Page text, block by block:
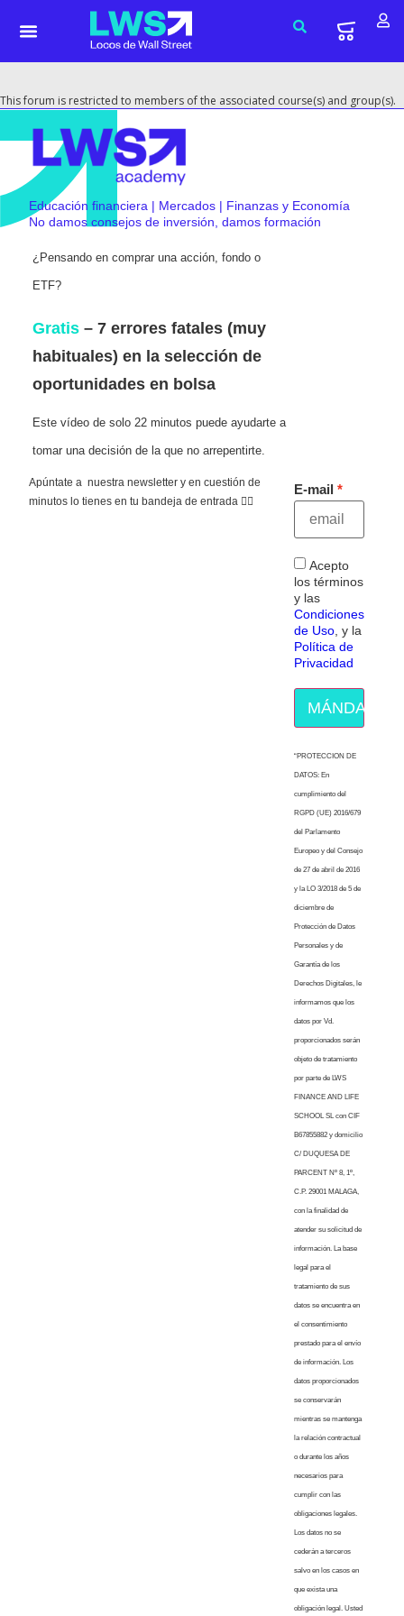
This forum is restricted to members of the associated course(s) and group(s).
Educación financiera | Mercados | Finanzas y Economía
No damos consejos de inversión, damos formación
¿Pensando en comprar una acción, fondo o
ETF?
Gratis – 7 errores fatales (muy
habituales) en la selección de
oportunidades en bolsa
Este vídeo de solo 22 minutos puede ayudarte a
tomar una decisión de la que no arrepentirte.
Apúntate a nuestra newsletter y en cuestión de
minutos lo tienes en tu bandeja de entrada 👇🏻
E-mail
Acepto
los términos
y las
Condiciones
de Uso, y la
Política de
Privacidad
MÁNDAME
“PROTECCION DE
DATOS: En
cumplimiento del
RGPD (UE) 2016/679
del Parlamento
Europeo y del Consejo
de 27 de abril de 2016
y la LO 3/2018 de 5 de
diciembre de
Protección de Datos
Personales y de
Garantía de los
Derechos Digitales, le
informamos que los
datos por Vd.
proporcionados serán
objeto de tratamiento
por parte de LWS
FINANCE AND LIFE
SCHOOL SL con CIF
B67855882 y domicilio
C/ DUQUESA DE
PARCENT Nº 8, 1º,
C.P. 29001 MALAGA,
con la finalidad de
atender su solicitud de
información. La base
legal para el
tratamiento de sus
datos se encuentra en
el consentimiento
prestado para el envío
de información. Los
datos proporcionados
se conservarán
mientras se mantenga
la relación contractual
o durante los años
necesarios para
cumplir con las
obligaciones legales.
Los datos no se
cederán a terceros
salvo en los casos en
que exista una
obligación legal. Usted